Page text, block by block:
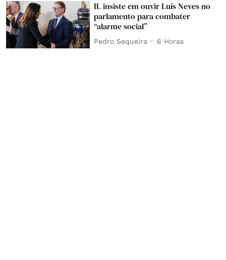
IL insiste em ouvir Luís Neves no
parlamento para combater
“alarme social”
Pedro Sequeira 6 Horas